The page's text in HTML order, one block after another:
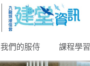
我們的服侍 課程學習